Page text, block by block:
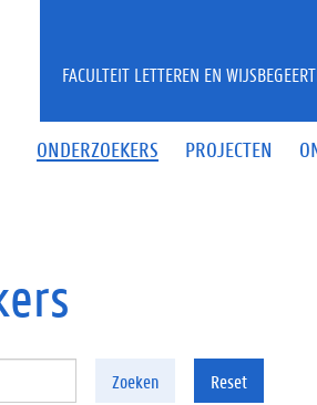
ONDERZOEKERS PROJECTEN
FACULTEIT LETTEREN EN
Zoeken Reset